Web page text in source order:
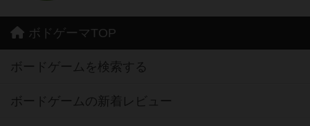
ボドゲーマTOP
ボードゲームを検索する
ボードゲームの新着レビュー